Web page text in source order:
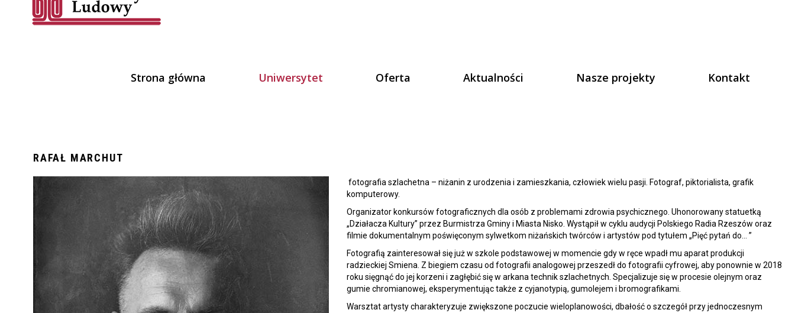
Strona główna Uniwersytet
Media
Oferta Aktualności Nasze projekty Kontakt
RAFAŁ MARCHUT
fotografia szlachetna – niżanin z urodzenia i zamieszkania, człowiek wielu pasji. Fotograf, piktorialista, grafik
komputerowy.
Organizator konkursów fotograficznych dla osób z problemami zdrowia psychicznego. Uhonorowany statuetką
„Działacza Kultury” przez Burmistrza Gminy i Miasta Nisko. Wystąpił w cyklu audycji Polskiego Radia Rzeszów oraz
filmie dokumentalnym poświęconym sylwetkom niżańskich twórców i artystów pod tytułem „Pięć pytań do… ”
Fotografią zainteresował się już w szkole podstawowej w momencie gdy w ręce wpadł mu aparat produkcji
radzieckiej Smiena. Z biegiem czasu od fotografii analogowej przeszedł do fotografii cyfrowej, aby ponownie w 2018
roku sięgnąć do jej korzeni i zagłębić się w arkana technik szlachetnych. Specjalizuje się w procesie olejnym oraz
gumie chromianowej, eksperymentując także z cyjanotypią, gumolejem i bromografikami.
Warsztat artysty charakteryzuje zwiększone poczucie wieloplanowości, dbałość o szczegół przy jednoczesnym